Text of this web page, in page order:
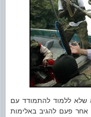
שלא ללמוד להתמודד עם
פעם להגיב באלימות